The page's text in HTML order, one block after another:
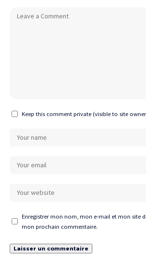
Keep this comment private (visible to site
Enregistrer mon nom, mon e-mail et mon site
mon prochain commentaire.